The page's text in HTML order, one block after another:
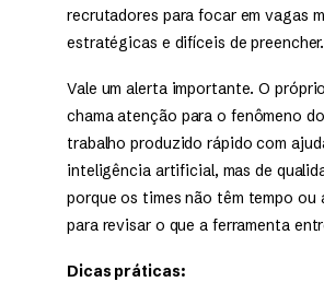
recrutadores para focar em vagas
estratégicas e difíceis de preencher.
Vale um alerta importante. O
chama atenção para o fenômeno
trabalho produzido rápido com
inteligência artificial, mas de
porque os times não têm tempo ou
para revisar o que a ferramenta
Dicas práticas: